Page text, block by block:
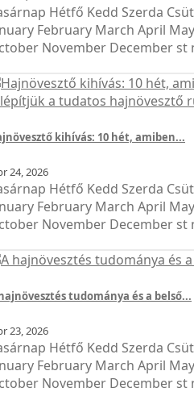
Hétfő Kedd Szerda
February March April
November December st
kihívás: 10 hét, amiben...
24, 2026
Hétfő Kedd Szerda
February March April
November December st
tudománya és a belső...
23, 2026
Hétfő Kedd Szerda
February March April
November December st